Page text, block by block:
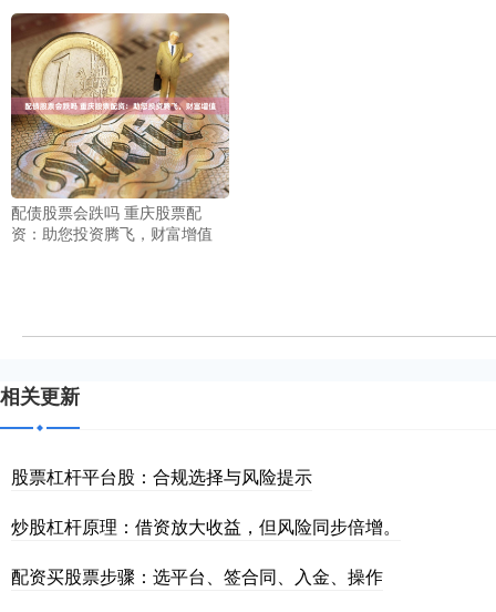
配债股票会跌吗 重庆股票配
资：助您投资腾飞，财富增值
相关更新
股票杠杆平台股：合规选择与风险提示
炒股杠杆原理：借资放大收益，但风险同步倍增。
配资买股票步骤：选平台、签合同、入金、操作